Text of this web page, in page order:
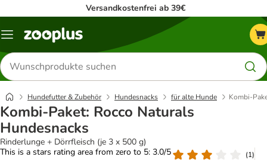
Versandkostenfrei ab 39€
Menü
Produkte
suchen
Hundefutter & Zubehör Hundesnacks für alte Hunde Kombi-
Kombi-Paket: Rocco Naturals
Hundesnacks
Rinderlunge + Dörrfleisch (je 3 x 500 g)
This is a stars rating area from zero to 5: 3.0/5
(1)